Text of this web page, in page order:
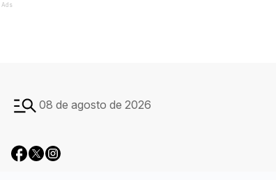
Ads
08 de agosto de 2026